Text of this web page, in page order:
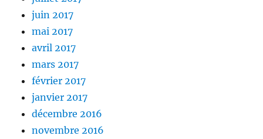
juin 2017
mai 2017
avril 2017
mars 2017
février 2017
janvier 2017
décembre 2016
novembre 2016